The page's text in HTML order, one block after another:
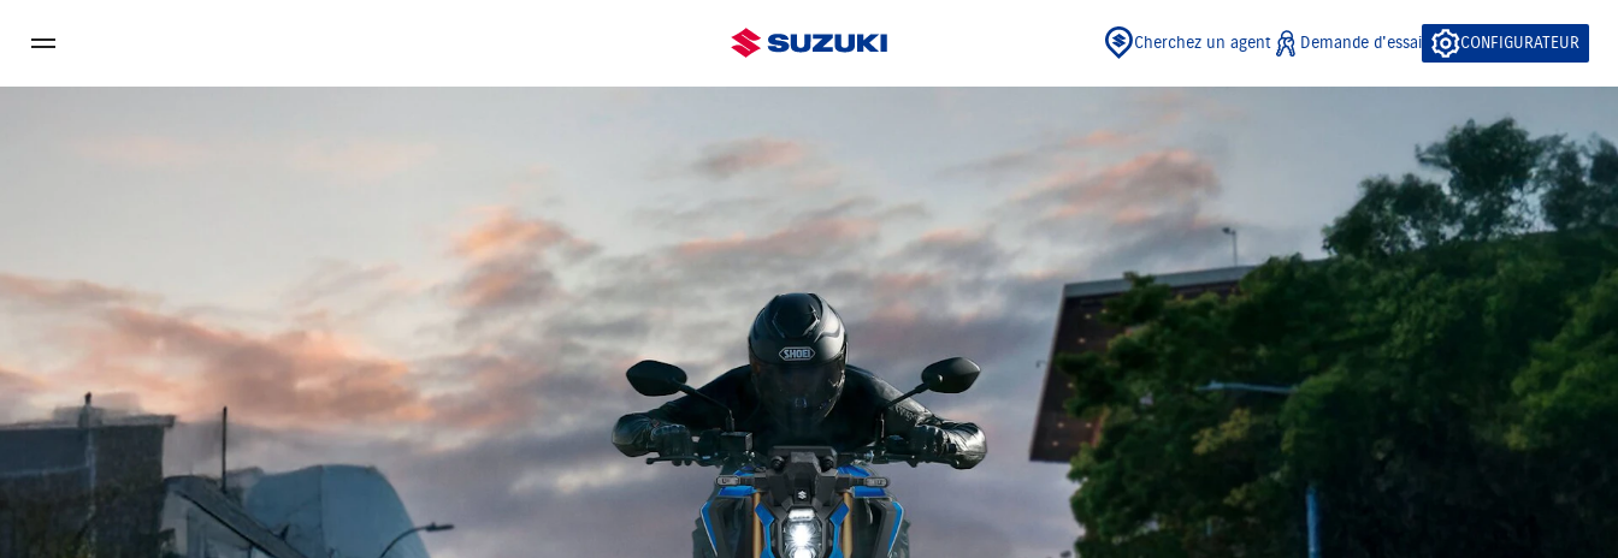
Cherchez un agent Demande d'essai CONFIGURATEUR